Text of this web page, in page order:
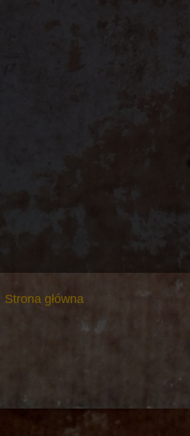
Strona główna